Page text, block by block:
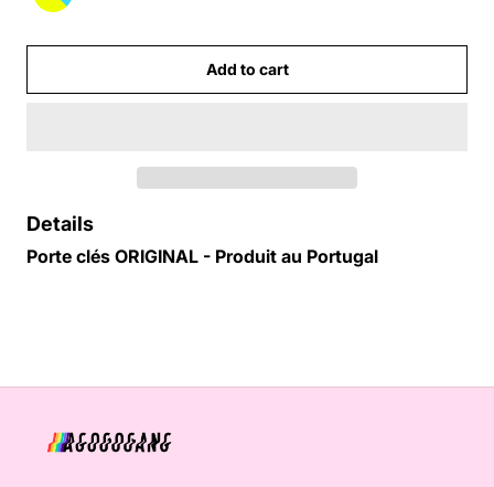
Add to cart
Details
Porte clés ORIGINAL - Produit au Portugal